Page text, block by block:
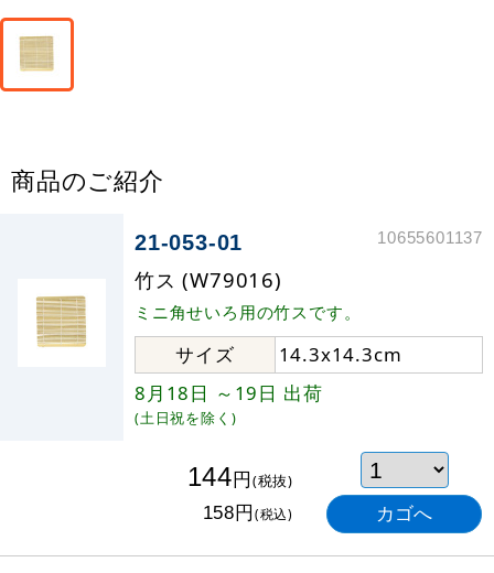
商品のご紹介
21-053-01 10655601137
竹ス (W79016)
ミニ角せいろ用の竹スです。
サイズ
14.3x14.3cm
8月18日 ～19日 出荷
(土日祝を除く)
144円(税抜)
158円(税込)